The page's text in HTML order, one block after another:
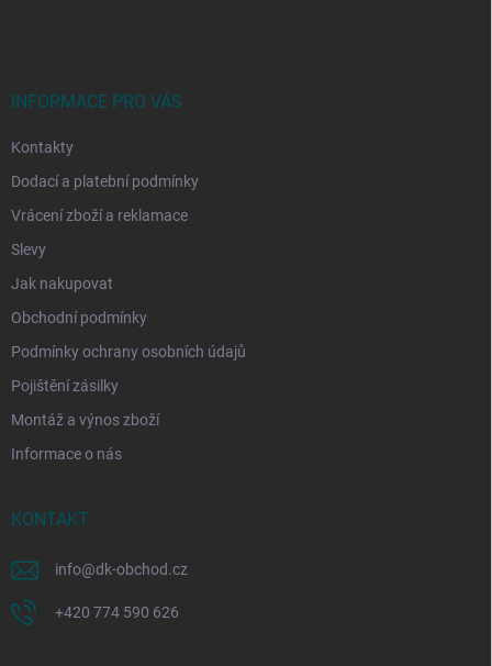
INFORMACE PRO VÁS
Kontakty
Dodací a platební podmínky
Vrácení zboží a reklamace
Slevy
Jak nakupovat
Obchodní podmínky
Podmínky ochrany osobních údajů
Pojištění zásilky
Montáž a výnos zboží
Informace o nás
KONTAKT
info@dk-obchod.cz
+420 774 590 626